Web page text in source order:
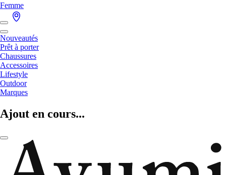
Femme
Nouveautés
Prêt à porter
Chaussures
Accessoires
Lifestyle
Outdoor
Marques
Ajout en cours...